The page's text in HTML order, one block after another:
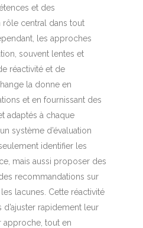
et des
rôle central dans tout
les approches
souvent lentes et
réactivité et de
la donne en
et en fournissant des
adaptés à chaque
système d’évaluation
identifier les
mais aussi proposer des
recommandations sur
lacunes. Cette réactivité
rapidement leur
approche, tout en